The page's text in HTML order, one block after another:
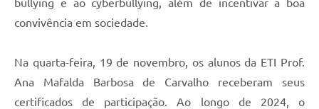
convivência em sociedade.
Na quarta-feira, 19 de novembro, os alunos da ETI Prof.
Ana Mafalda Barbosa de Carvalho receberam seus
certificados de participação. Ao longo de 2024, o